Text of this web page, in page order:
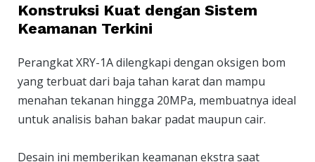
Konstruksi Kuat dengan Sistem
Keamanan Terkini
Perangkat XRY-1A dilengkapi dengan oksigen bom
yang terbuat dari baja tahan karat dan mampu
menahan tekanan hingga 20MPa, membuatnya ideal
untuk analisis bahan bakar padat maupun cair.
Desain ini memberikan keamanan ekstra saat